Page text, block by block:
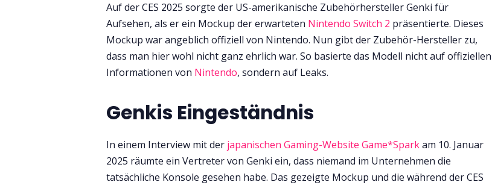
Auf der CES 2025 sorgte der US-amerikanische Zubehörhersteller Genki für
Aufsehen, als er ein Mockup der erwarteten Nintendo Switch 2 präsentierte. Dieses
Mockup war angeblich offiziell von Nintendo. Nun gibt der Zubehör-Hersteller zu,
dass man hier wohl nicht ganz ehrlich war. So basierte das Modell nicht auf offiziellen
Informationen von Nintendo, sondern auf Leaks.
Genkis Eingeständnis
In einem Interview mit der japanischen Gaming-Website Game*Sparkam 10. Januar
2025 räumte ein Vertreter von Genki ein, dass niemand im Unternehmen die
tatsächliche Konsole gesehen habe. Das gezeigte Mockup und die während der CES